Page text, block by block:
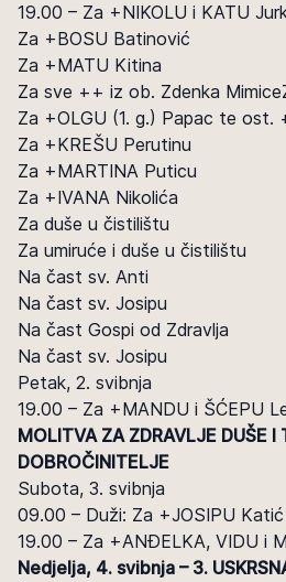
19.00 – Za +NIKOLU i KATU
Za +BOSU Batinović
Za +MATU Kitina
Za sve ++ iz ob. Zdenka
Za +OLGU (1. g.) Papac te ost.
Za +KREŠU Perutinu
Za +MARTINA Puticu
Za +IVANA Nikolića
Za duše u čistilištu
Za umiruće i duše u čistilištu
Na čast sv. Anti
Na čast sv. Josipu
Na čast Gospi od Zdravlja
Na čast sv. Josipu
Petak, 2. svibnja
19.00 – Za +MANDU i ŠĆEPU
MOLITVA ZA ZDRAVLJE DUŠE I
DOBROČINITELJE
Subota, 3. svibnja
09.00 – Duži: Za +JOSIPU Katić
19.00 – Za +ANĐELKA, VIDU i
Nedjelja, 4. svibnja – 3.